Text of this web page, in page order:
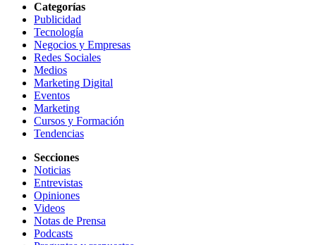
Categorías
Publicidad
Tecnología
Negocios y Empresas
Redes Sociales
Medios
Marketing Digital
Eventos
Marketing
Cursos y Formación
Tendencias
Secciones
Noticias
Entrevistas
Opiniones
Videos
Notas de Prensa
Podcasts